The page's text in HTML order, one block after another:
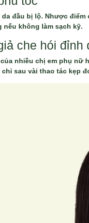
đầu bị lộ. Nhược
nếu không làm sạch kỹ.
che hói
nhiều chị em phụ nữ
sau vài thao tác kẹp